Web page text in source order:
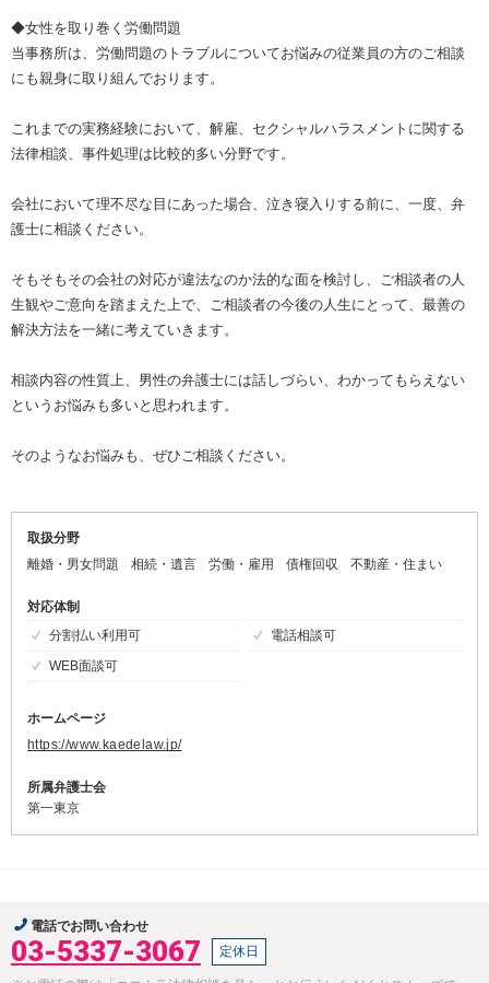
◆女性を取り巻く労働問題
当事務所は、労働問題のトラブルについてお悩みの従業員の方のご相談
にも親身に取り組んでおります。
これまでの実務経験において、解雇、セクシャルハラスメントに関する
法律相談、事件処理は比較的多い分野です。
会社において理不尽な目にあった場合、泣き寝入りする前に、一度、弁
護士に相談ください。
そもそもその会社の対応が違法なのか法的な面を検討し、ご相談者の人
生観やご意向を踏まえた上で、ご相談者の今後の人生にとって、最善の
解決方法を一緒に考えていきます。
相談内容の性質上、男性の弁護士には話しづらい、わかってもらえない
というお悩みも多いと思われます。
そのようなお悩みも、ぜひご相談ください。
取扱分野
離婚・男女問題
相続・遺言 労働・雇用 債権回収 不動産・住まい
対応体制
分割払い利用可
電話相談可
WEB面談可
ホームページ
https://www.kaedelaw.jp/
所属弁護士会
第一東京
電話でお問い合わせ
03-5337-3067 定休日